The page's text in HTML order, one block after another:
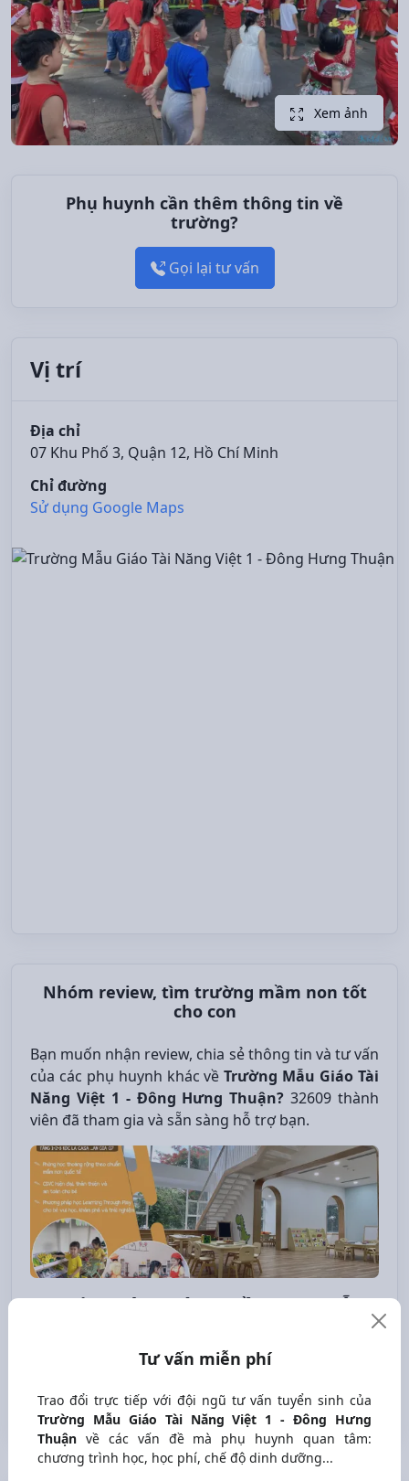
Xem ảnh
Phụ huynh cần thêm thông tin về
trường?
Gọi lại tư vấn
Vị trí
Địa chỉ
07 Khu Phố 3, Quận 12, Hồ Chí Minh
Chỉ đường
Sử dụng Google Maps
Nhóm review, tìm trường mầm non tốt
cho con
Bạn muốn nhận review, chia sẻ thông tin và tư vấn
của các phụ huynh khác vềTrường Mẫu Giáo Tài
Năng Việt 1 - Đông Hưng Thuận? 32609 thành
viên đã tham gia và sẵn sàng hỗ trợ bạn.
Review các trường mầm non, mẫu
Nhóm Facebook - 32609 thành viên
Tham gia nhóm
Tư vấn miễn phí
Trao đổi trực tiếp với đội ngũ tư vấn tuyển sinh của
Trường Mẫu Giáo Tài Năng Việt 1 - Đông Hưng
Thuận về các vấn đề mà phụ huynh quan tâm:
chương trình học, học phí, chế độ dinh dưỡng...